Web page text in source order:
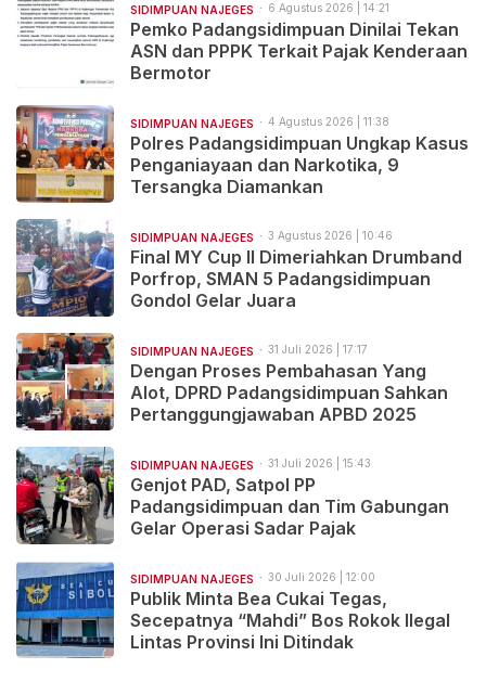
SIDIMPUAN NAJEGES 6 Agustus 2026 | 14:21
Pemko Padangsidimpuan Dinilai Tekan
ASN dan PPPK Terkait Pajak Kenderaan
Bermotor
SIDIMPUAN NAJEGES 4 Agustus 2026 | 11:38
Polres Padangsidimpuan Ungkap Kasus
Penganiayaan dan Narkotika, 9
Tersangka Diamankan
SIDIMPUAN NAJEGES 3 Agustus 2026 | 10:46
Final MY Cup II Dimeriahkan Drumband
Porfrop, SMAN 5 Padangsidimpuan
Gondol Gelar Juara
SIDIMPUAN NAJEGES 31 Juli 2026 | 17:17
Dengan Proses Pembahasan Yang
Alot, DPRD Padangsidimpuan Sahkan
Pertanggungjawaban APBD 2025
SIDIMPUAN NAJEGES 31 Juli 2026 | 15:43
Genjot PAD, Satpol PP
Padangsidimpuan dan Tim Gabungan
Gelar Operasi Sadar Pajak
SIDIMPUAN NAJEGES 30 Juli 2026 | 12:00
Publik Minta Bea Cukai Tegas,
Secepatnya “Mahdi” Bos Rokok Ilegal
Lintas Provinsi Ini Ditindak